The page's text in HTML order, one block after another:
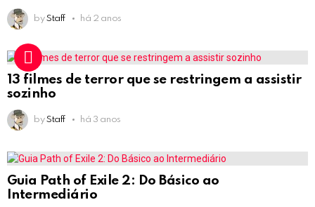
by Staff há 2 anos
13 filmes de terror que se restringem a assistir
sozinho
by Staff há 3 anos
Guia Path of Exile 2: Do Básico ao
Intermediário